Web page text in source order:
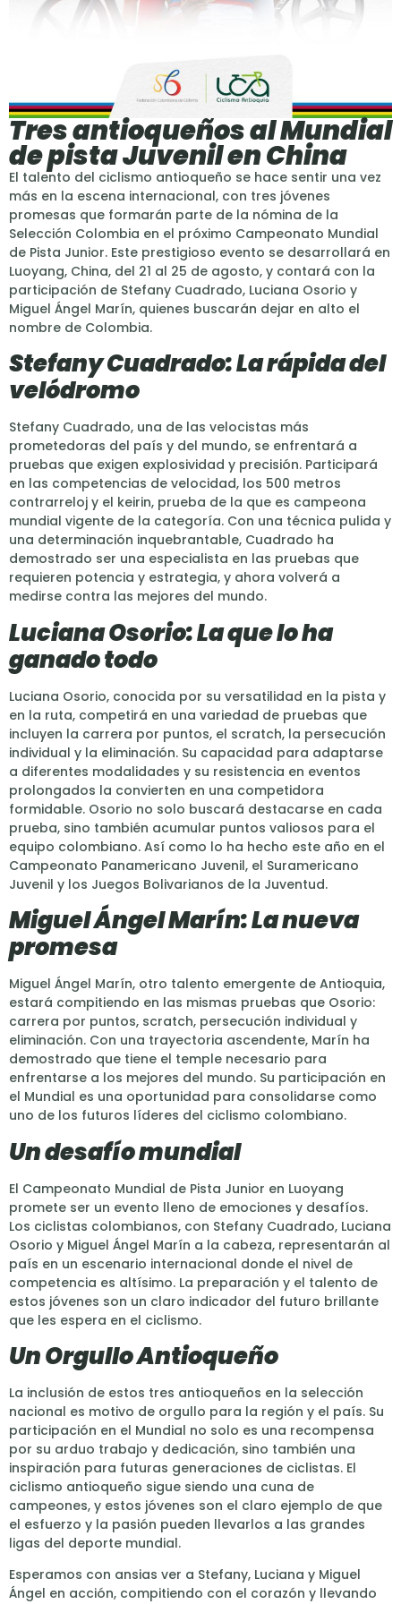
Tres antioqueños al Mundial
de pista Juvenil en China
El talento del ciclismo antioqueño se hace sentir una vez
más en la escena internacional, con tres jóvenes
promesas que formarán parte de la nómina de la
Selección Colombia en el próximo Campeonato Mundial
de Pista Junior. Este prestigioso evento se desarrollará en
Luoyang, China, del 21 al 25 de agosto, y contará con la
participación de Stefany Cuadrado, Luciana Osorio y
Miguel Ángel Marín, quienes buscarán dejar en alto el
nombre de Colombia.
Stefany Cuadrado: La rápida del
velódromo
Stefany Cuadrado, una de las velocistas más
prometedoras del país y del mundo, se enfrentará a
pruebas que exigen explosividad y precisión. Participará
en las competencias de velocidad, los 500 metros
contrarreloj y el keirin, prueba de la que es campeona
mundial vigente de la categoría. Con una técnica pulida y
una determinación inquebrantable, Cuadrado ha
demostrado ser una especialista en las pruebas que
requieren potencia y estrategia, y ahora volverá a
medirse contra las mejores del mundo.
Luciana Osorio: La que lo ha
ganado todo
Luciana Osorio, conocida por su versatilidad en la pista y
en la ruta, competirá en una variedad de pruebas que
incluyen la carrera por puntos, el scratch, la persecución
individual y la eliminación. Su capacidad para adaptarse
a diferentes modalidades y su resistencia en eventos
prolongados la convierten en una competidora
formidable. Osorio no solo buscará destacarse en cada
prueba, sino también acumular puntos valiosos para el
equipo colombiano. Así como lo ha hecho este año en el
Campeonato Panamericano Juvenil, el Suramericano
Juvenil y los Juegos Bolivarianos de la Juventud.
Miguel Ángel Marín: La nueva
promesa
Miguel Ángel Marín, otro talento emergente de Antioquia,
estará compitiendo en las mismas pruebas que Osorio:
carrera por puntos, scratch, persecución individual y
eliminación. Con una trayectoria ascendente, Marín ha
demostrado que tiene el temple necesario para
enfrentarse a los mejores del mundo. Su participación en
el Mundial es una oportunidad para consolidarse como
uno de los futuros líderes del ciclismo colombiano.
Un desafío mundial
El Campeonato Mundial de Pista Junior en Luoyang
promete ser un evento lleno de emociones y desafíos.
Los ciclistas colombianos, con Stefany Cuadrado, Luciana
Osorio y Miguel Ángel Marín a la cabeza, representarán al
país en un escenario internacional donde el nivel de
competencia es altísimo. La preparación y el talento de
estos jóvenes son un claro indicador del futuro brillante
que les espera en el ciclismo.
Un Orgullo Antioqueño
La inclusión de estos tres antioqueños en la selección
nacional es motivo de orgullo para la región y el país. Su
participación en el Mundial no solo es una recompensa
por su arduo trabajo y dedicación, sino también una
inspiración para futuras generaciones de ciclistas. El
ciclismo antioqueño sigue siendo una cuna de
campeones, y estos jóvenes son el claro ejemplo de que
el esfuerzo y la pasión pueden llevarlos a las grandes
ligas del deporte mundial.
Esperamos con ansias ver a Stefany, Luciana y Miguel
Ángel en acción, compitiendo con el corazón y llevando